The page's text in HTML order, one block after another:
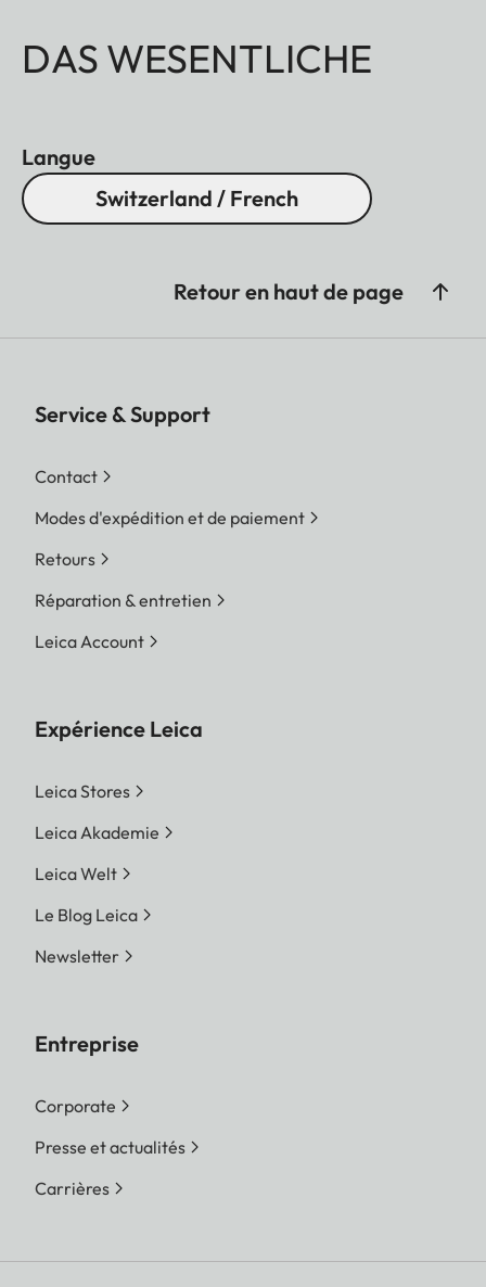
DAS WESENTLICHE
Langue
Switzerland / French
Retour en haut de page
Service & Support
Contact
Modes d'expédition et de paiement
Retours
Réparation & entretien
Leica Account
Expérience Leica
Leica Stores
Leica Akademie
Leica Welt
Le Blog Leica
Newsletter
Entreprise
Corporate
Presse et actualités
Carrières